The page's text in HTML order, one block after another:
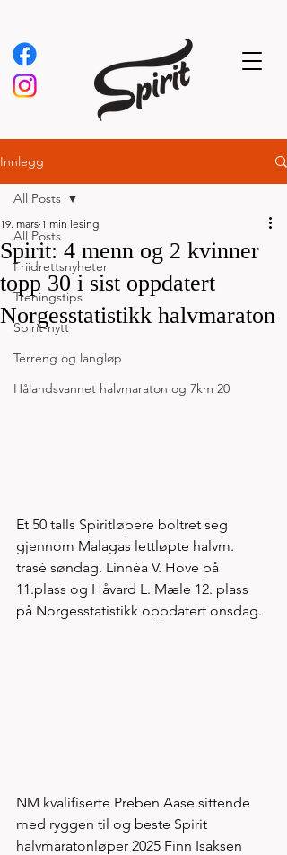
Innlegg
All Posts
Friidrettsnyheter
Treningstips
Spirit-nytt
Terreng og langløp
Hålandsvannet halvmaraton og 7km 20
All Posts
Spirit: 4 menn og 2 kvinner
topp 30 i sist oppdatert
Norgesstatistikk halvmaraton
19. mars 1 min lesing
Et 50 talls Spiritløpere boltret seg
gjennom Malagas lettløpte halvm.
trasé søndag. Linnéa V. Hove på
11.plass og Håvard L. Mæle 12. plass
på Norgesstatistikk oppdatert onsdag.
NM kvalifiserte Preben Aase sittende
med ryggen til og beste Spirit
halvmaratonløper 2025 Finn Isaksen